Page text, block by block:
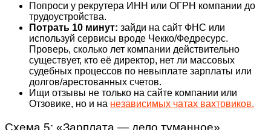
Попроси у рекрутера ИНН или ОГРН компании до
трудоустройства.
Потрать 10 минут: зайди на сайт ФНС или
используй сервисы вроде Чекко/Федресурс.
Проверь, сколько лет компании действительно
существует, кто её директор, нет ли массовых
судебных процессов по невыплате зарплаты или
долгов/арестованных счетов.
Ищи отзывы не только на сайте компании или
Отзовике, но и на независимых чатах вахтовиков.
Схема 5: «Зарплата — дело туманное»